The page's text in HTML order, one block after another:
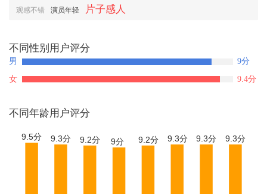
观感不错
演员年轻 片子感人
不同性别用户评分
男 9分
女
9.4分
不同年龄用户评分
9.5分 9.3分 9.2分 9分 9.2分 9.3分 9.3分 9.3分